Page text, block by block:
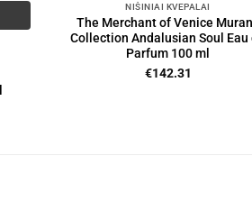
NIŠINIAI KVEPALAI
The Merchant of Venice
Collection Andalusian Soul Eau
Parfum 100 ml
€142.31